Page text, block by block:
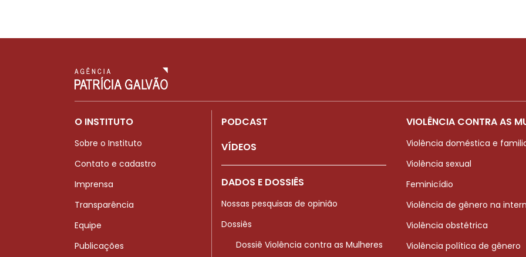
O INSTITUTO
Sobre o Instituto
Contato e cadastro
Imprensa
Transparência
Equipe
Publicações
PODCAST
VÍDEOS
DADOS E DOSSIÊS
Nossas pesquisas de opinião
Dossiês
Dossiê Violência contra as Mulheres
VIOLÊNCIA CONTRA AS
Violência doméstica e
Violência sexual
Feminicídio
Violência de gênero na
Violência obstétrica
Violência política de gênero